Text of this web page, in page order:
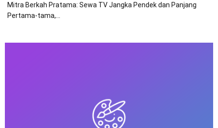
Mitra Berkah Pratama: Sewa TV Jangka Pendek dan Panjang
Pertama-tama,…